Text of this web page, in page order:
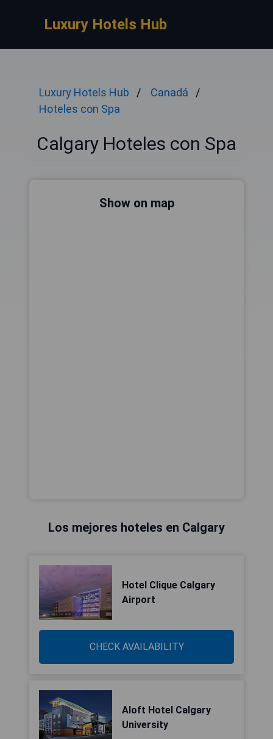
Luxury Hotels Hub
Luxury Hotels Hub
Canadá
Hoteles con Spa
Calgary Hoteles con Spa
Show on map
Los mejores hoteles en Calgary
Hotel Clique Calgary
Airport
CHECK AVAILABILITY
Aloft Hotel Calgary
University